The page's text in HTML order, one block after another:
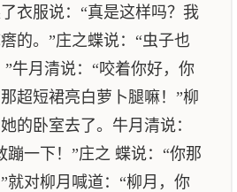
衣服说：“真是这样吗？我
的。”庄之蝶说：“虫子也
牛月清说：“咬着你好，你
超短裙亮白萝卜腿嘛！”柳
的卧室去了。牛月清说：
蹦一下！”庄之 蝶说：“你那
就对柳月喊道：“柳月，你